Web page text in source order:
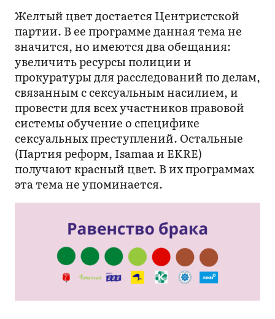
Желтый цвет достается Центристской
партии. В ее программе данная тема не
значится, но имеются два обещания:
увеличить ресурсы полиции и
прокуратуры для расследований по делам,
связанным с сексуальным насилием, и
провести для всех участников правовой
системы обучение о специфике
сексуальных преступлений. Остальные
(Партия реформ, Isamaa и EKRE)
получают красный цвет. В их программах
эта тема не упоминается.